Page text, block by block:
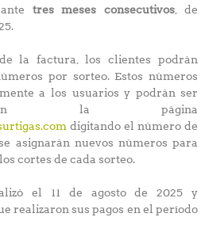
tres meses consecutivos , de
la factura, los clientes podrán
por sorteo. Estos números
a los usuarios y podrán ser
en la página
digitando el número de
asignarán nuevos números para
cortes de cada sorteo.
el 11 de agosto de 2025 y
realizaron sus pagos en el período